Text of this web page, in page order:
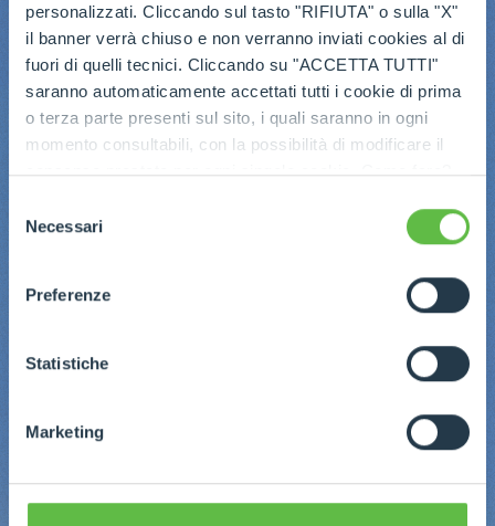
personalizzati. Cliccando sul tasto "RIFIUTA" o sulla "X"
il banner verrà chiuso e non verranno inviati cookies al di
fuori di quelli tecnici. Cliccando su "ACCETTA TUTTI"
saranno automaticamente accettati tutti i cookie di prima
o terza parte presenti sul sito, i quali saranno in ogni
momento consultabili, con la possibilità di modificare il
consenso prestato per ogni singolo cookie. Come fare?
ogni pagina, selezionare "Modifichi il suo consenso" e
dell'informativa completa nel footer presente in ogni
pagina. Per esercitare i diritti riconosciuti all'interessato ai
GDPR abbiamo predisposto una
apposita procedura.
delNecessari
Preferenze
Statistiche
Marketing